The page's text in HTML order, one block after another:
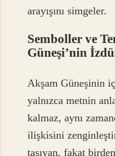
arayışını simgeler.
Semboller ve
Güneşi’nin
Akşam Güneşinin
yalnızca metnin
kalmaz, aynı
ilişkisini
taşıyan, fakat